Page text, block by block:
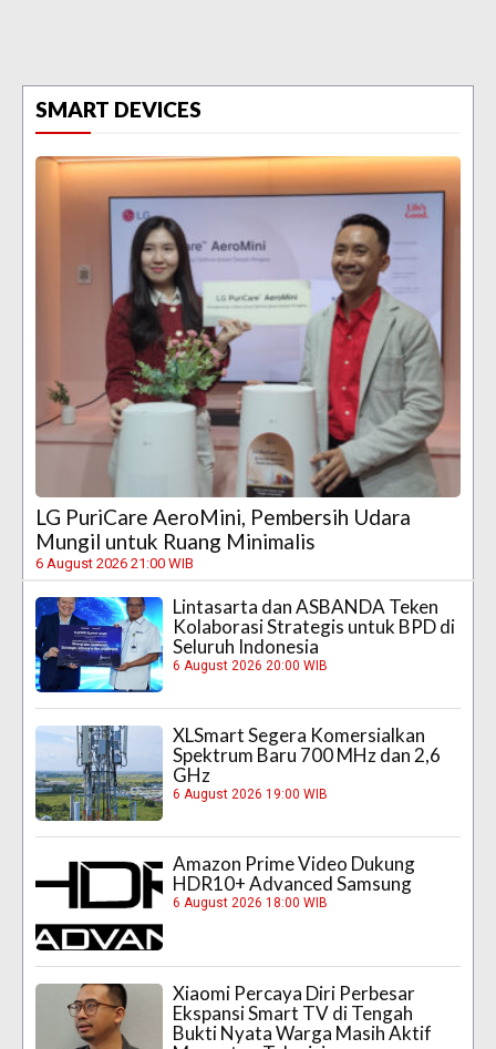
SMART DEVICES
LG PuriCare AeroMini, Pembersih Udara
Mungil untuk Ruang Minimalis
6 August 2026 21:00 WIB
Lintasarta dan ASBANDA Teken
Kolaborasi Strategis untuk BPD di
Seluruh Indonesia
6 August 2026 20:00 WIB
XLSmart Segera Komersialkan
Spektrum Baru 700 MHz dan 2,6
GHz
6 August 2026 19:00 WIB
Amazon Prime Video Dukung
HDR10+ Advanced Samsung
6 August 2026 18:00 WIB
Xiaomi Percaya Diri Perbesar
Ekspansi Smart TV di Tengah
Bukti Nyata Warga Masih Aktif